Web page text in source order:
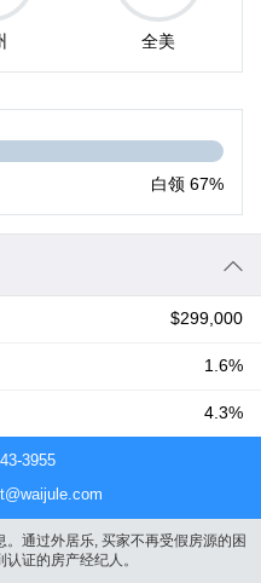
全美
白领 67%
$299,000
1.6%
4.3%
3955
通过外居乐, 买家不再受假房源的困
证的房产经纪人。